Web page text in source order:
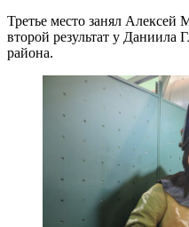
Третье место занял Алексей
второй результат у Даниила
района.